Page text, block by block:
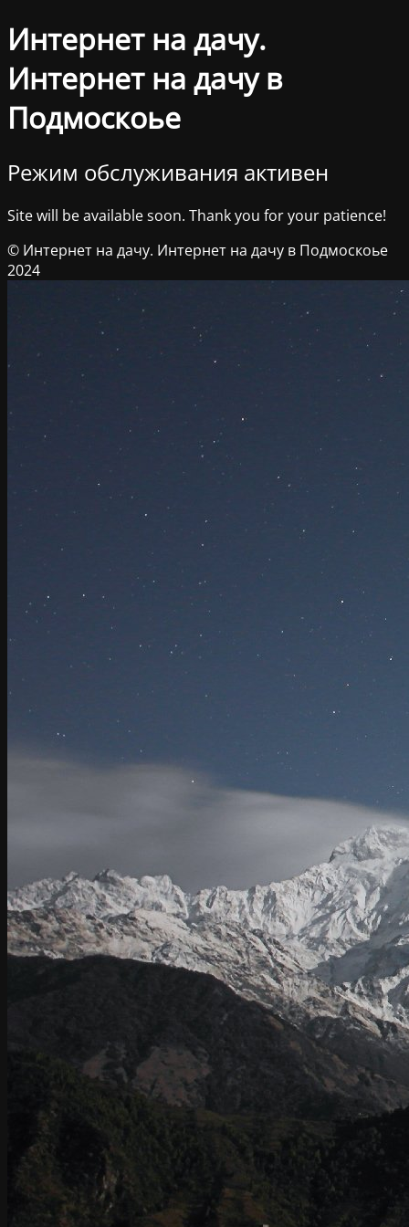
Интернет на дачу.
Интернет на дачу в
Подмоскоье
Режим обслуживания активен
Site will be available soon. Thank you for your patience!
© Интернет на дачу. Интернет на дачу в Подмоскоье
2024